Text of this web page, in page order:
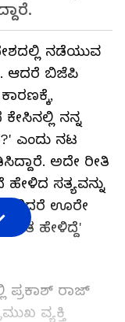
ನಡೆಯುವ
ಆದರೆ ಬಿಜೆಪಿ
ಕೇಸಿನಲ್ಲಿ ನನ್ನ
ಎಂದು ನಟ
ಅದೇ ರೀತಿ
ಹೇಳಿದ ಸತ್ಯವನ್ನು
ಊರೇ
ಅಂತ ಹೇಳಿದ್ದೆ'
ಪ್ರಕಾಶ್ ರಾಜ್
ವ್ಯಕ್ತಿ